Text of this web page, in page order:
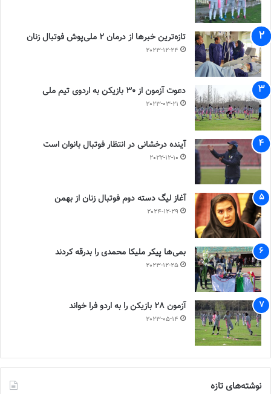
تازه‌ترین خبرها از درمان ۲ ملی‌پوش فوتبال زنان
2023-12-24
دعوت آزمون از 30 بازیکن به اردوی تیم ملی
2023-03-21
آینده درخشانی در انتظار فوتبال بانوان است
2022-12-10
آغاز لیگ دسته دوم فوتبال زنان از بهمن
2024-12-29
بمی‌ها پیکر ملیکا محمدی را بدرقه کردند
2023-12-25
آزمون 28 بازیکن را به اردو فرا خواند
2023-05-14
نوشته‌های تازه